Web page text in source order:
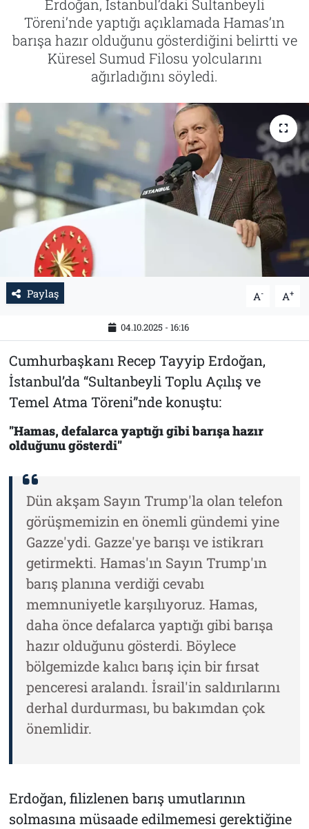
Erdoğan, İstanbul’daki Sultanbeyli
Töreni’nde yaptığı açıklamada Hamas’ın
barışa hazır olduğunu gösterdiğini belirtti ve
Küresel Sumud Filosu yolcularını
ağırladığını söyledi.
Paylaş A- A+
04.10.2025 - 16:16
Cumhurbaşkanı Recep Tayyip Erdoğan,
İstanbul’da “Sultanbeyli Toplu Açılış ve
Temel Atma Töreni”nde konuştu:
"Hamas, defalarca yaptığı gibi barışa hazır
olduğunu gösterdi"
Dün akşam Sayın Trump'la olan telefon
görüşmemizin en önemli gündemi yine
Gazze'ydi. Gazze'ye barışı ve istikrarı
getirmekti. Hamas'ın Sayın Trump'ın
barış planına verdiği cevabı
memnuniyetle karşılıyoruz. Hamas,
daha önce defalarca yaptığı gibi barışa
hazır olduğunu gösterdi. Böylece
bölgemizde kalıcı barış için bir fırsat
penceresi aralandı. İsrail'in saldırılarını
derhal durdurması, bu bakımdan çok
önemlidir.
Erdoğan, filizlenen barış umutlarının
solmasına müsaade edilmemesi gerektiğine
Tarih
İletişim
Künye